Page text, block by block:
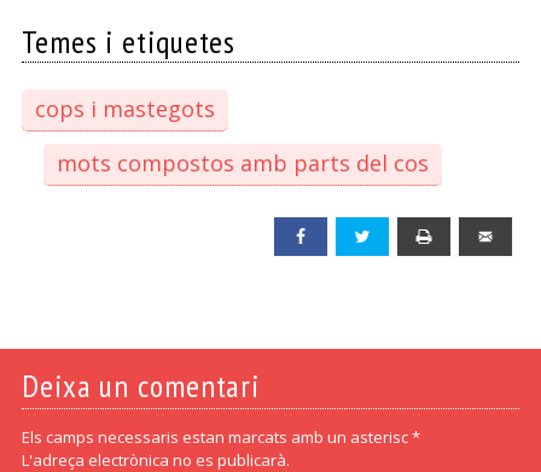
Temes i etiquetes
cops i mastegots
mots compostos amb parts del cos
Facebook Twitter
Deixa un comentari
Els camps necessaris estan marcats amb un asterisc *
L'adreça electrònica no es publicarà.